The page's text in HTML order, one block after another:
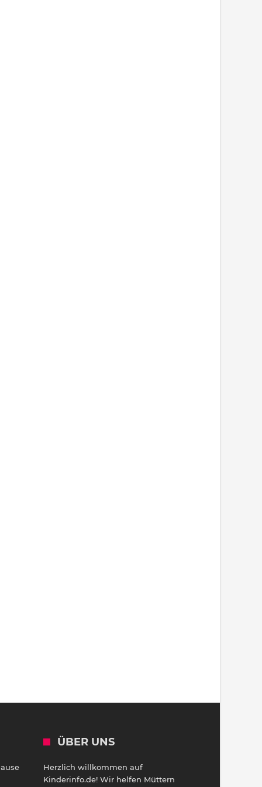
ÜBER UNS
Herzlich willkommen auf
Kinderinfo.de! Wir helfen Müttern